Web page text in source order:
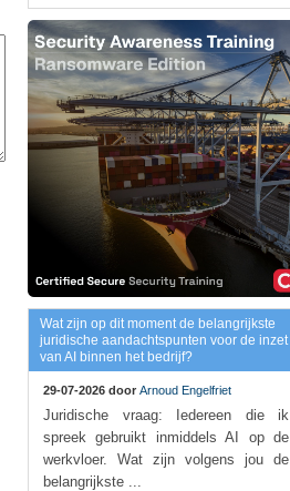
Wat zijn op dit moment de belangrijkste
juridische aandachtspunten voor de inzet
van AI binnen het bedrijf?
29-07-2026 door Arnoud Engelfriet
Juridische vraag: Iedereen die ik
spreek gebruikt inmiddels AI op de
werkvloer. Wat zijn volgens jou de
belangrijkste ...